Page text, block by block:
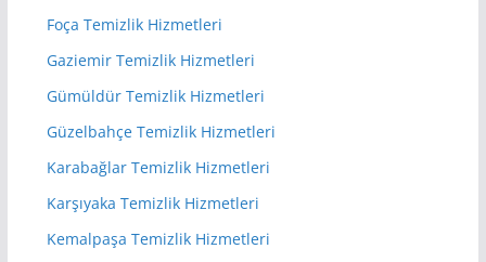
Foça Temizlik Hizmetleri
Gaziemir Temizlik Hizmetleri
Gümüldür Temizlik Hizmetleri
Güzelbahçe Temizlik Hizmetleri
Karabağlar Temizlik Hizmetleri
Karşıyaka Temizlik Hizmetleri
Kemalpaşa Temizlik Hizmetleri